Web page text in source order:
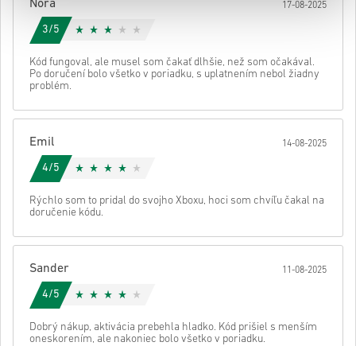
Nora 17-08-2025
3/5
Kód fungoval, ale musel som čakať dlhšie, než som očakával.
Po doručení bolo všetko v poriadku, s uplatnením nebol žiadny
problém.
Emil 14-08-2025
4/5
Rýchlo som to pridal do svojho Xboxu, hoci som chvíľu čakal na
doručenie kódu.
Sander 11-08-2025
4/5
Dobrý nákup, aktivácia prebehla hladko. Kód prišiel s menším
oneskorením, ale nakoniec bolo všetko v poriadku.